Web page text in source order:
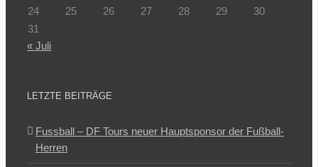
24
25 26 27 28 29
30
31
« Juli
LETZTE BEITRÄGE
Fussball – DF Tours neuer Hauptsponsor der Fußball-
Herren